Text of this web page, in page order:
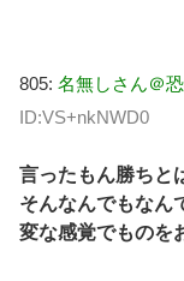
805: 名無しさん＠
ID:VS+nkNWD0
言ったもん勝ちと
そんなんでもなん
変な感覚でものを